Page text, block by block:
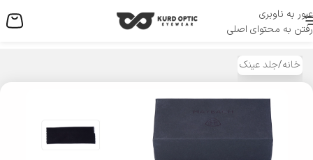
عبور به ناوبری
رفتن به محتوای اصلی
منو
خانه/جلد عینک